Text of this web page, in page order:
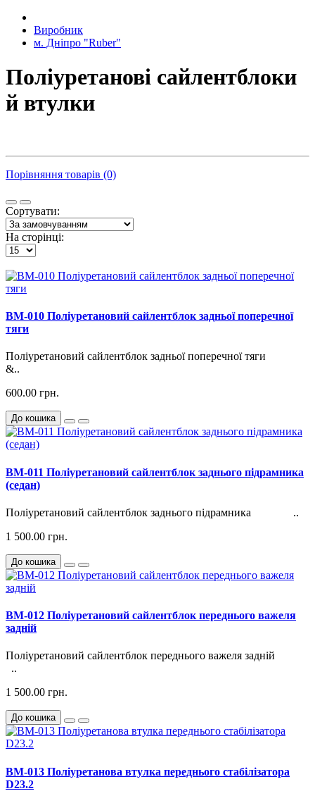
Виробник
м. Дніпро "Ruber"
Поліуретанові сайлентблоки
й втулки
Порівняння товарів (0)
Сортувати:
На сторінці:
BM-010 Поліуретановий сайлентблок задньої поперечної
тяги
Поліуретановий сайлентблок задньої поперечної тяги
&..
600.00 грн.
До кошика
BM-011 Поліуретановий сайлентблок заднього підрамника
(седан)
Поліуретановий сайлентблок заднього підрамника ..
1 500.00 грн.
До кошика
BM-012 Поліуретановий сайлентблок переднього важеля
задній
Поліуретановий сайлентблок переднього важеля задній
..
1 500.00 грн.
До кошика
BM-013 Поліуретанова втулка переднього стабілізатора
D23.2